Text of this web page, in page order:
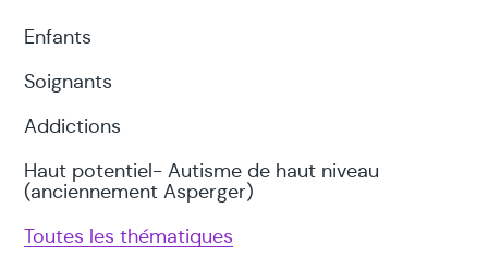
Enfants
Soignants
Addictions
Haut potentiel- Autisme de haut niveau
(anciennement Asperger)
Toutes les thématiques